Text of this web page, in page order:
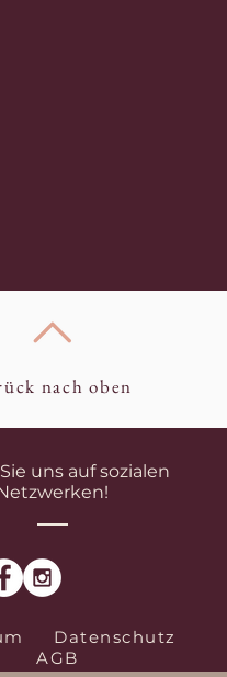
nach oben
uns auf sozialen
Datenschutz
AGB